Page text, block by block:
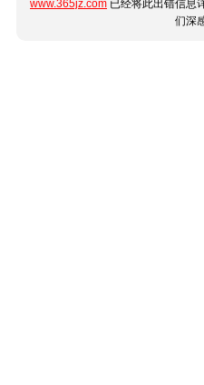
www.365jz.com 已经将此出错信息
们深